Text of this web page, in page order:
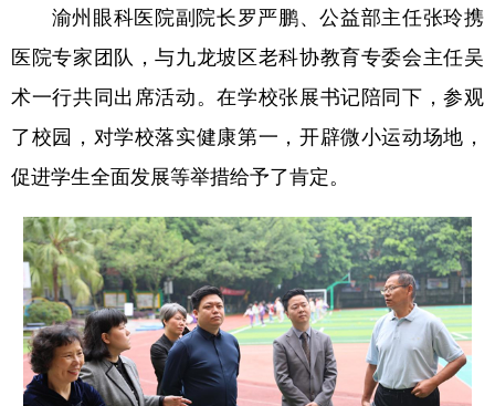
渝州眼科医院副院长罗严鹏、公益部主任张玲携
医院专家团队，与九龙坡区老科协教育专委会主任吴
术一行共同出席活动。在学校张展书记陪同下，参观
了校园，对学校落实健康第一，开辟微小运动场地，
促进学生全面发展等举措给予了肯定。